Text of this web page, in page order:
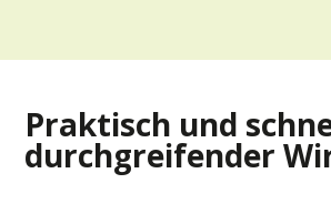
Praktisch und
durchgreifender